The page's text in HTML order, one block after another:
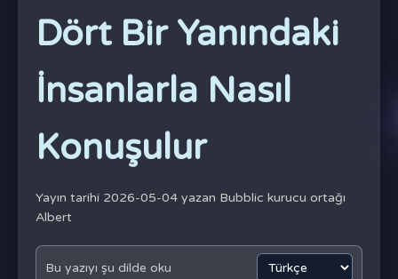
Dört Bir Yanındaki
İnsanlarla Nasıl
Konuşulur
Yayın tarihi 2026-05-04 yazan Bubblic kurucu ortağı
Albert
Bu yazıyı şu dilde oku